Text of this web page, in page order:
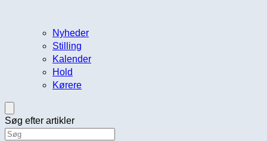
Nyheder
Stilling
Kalender
Hold
Kørere
Søg efter artikler